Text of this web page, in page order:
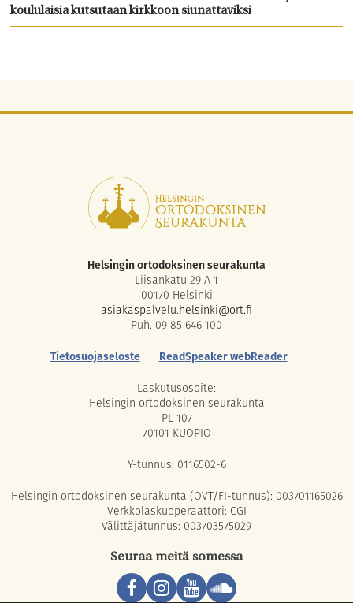
koululaisia kutsutaan kirkkoon siunattaviksi
Helsingin ortodoksinen seurakunta
Liisankatu 29 A 1
00170 Helsinki
asiakaspalvelu.helsinki@ort.fi
Puh. 09 85 646 100
Tietosuojaseloste
ReadSpeaker webReader
Laskutusosoite:
Helsingin ortodoksinen seurakunta
PL 107
70101 KUOPIO
Y-tunnus: 0116502-6
Helsingin ortodoksinen seurakunta (OVT/FI-tunnus): 003701165026
Verkkolaskuoperaattori: CGI
Välittäjätunnus: 003703575029
Seuraa meitä somessa